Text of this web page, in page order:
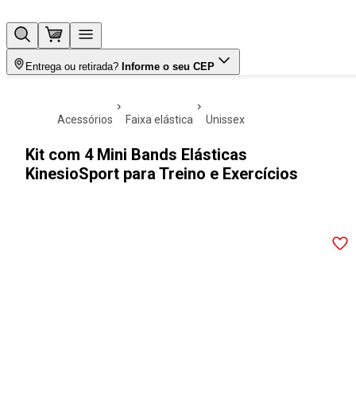
Entrega ou retirada? Informe o seu CEP
acessórios faixa elástica unissex
Kit com 4 Mini Bands Elásticas
KinesioSport para Treino e Exercícios